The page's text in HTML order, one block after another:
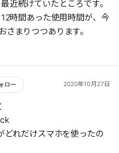
近続けていたところです。
時間あった使用時間が、今
さまりつつあります。
ロー 2020年10月27日
れだけスマホを使ったの